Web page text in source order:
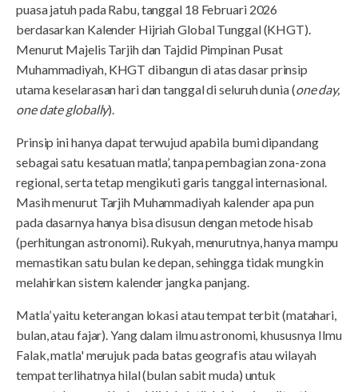
puasa jatuh pada Rabu, tanggal 18 Februari 2026
berdasarkan Kalender Hijriah Global Tunggal (KHGT).
Menurut Majelis Tarjih dan Tajdid Pimpinan Pusat
Muhammadiyah, KHGT dibangun di atas dasar prinsip
utama keselarasan hari dan tanggal di seluruh dunia (one day,
one date globally).
Prinsip ini hanya dapat terwujud apabila bumi dipandang
sebagai satu kesatuan matla’, tanpa pembagian zona-zona
regional, serta tetap mengikuti garis tanggal internasional.
Masih menurut Tarjih Muhammadiyah kalender apa pun
pada dasarnya hanya bisa disusun dengan metode hisab
(perhitungan astronomi). Rukyah, menurutnya, hanya mampu
memastikan satu bulan ke depan, sehingga tidak mungkin
melahirkan sistem kalender jangka panjang.
Matla’ yaitu keterangan lokasi atau tempat terbit (matahari,
bulan, atau fajar). Yang dalam ilmu astronomi, khususnya Ilmu
Falak, matla' merujuk pada batas geografis atau wilayah
tempat terlihatnya hilal (bulan sabit muda) untuk